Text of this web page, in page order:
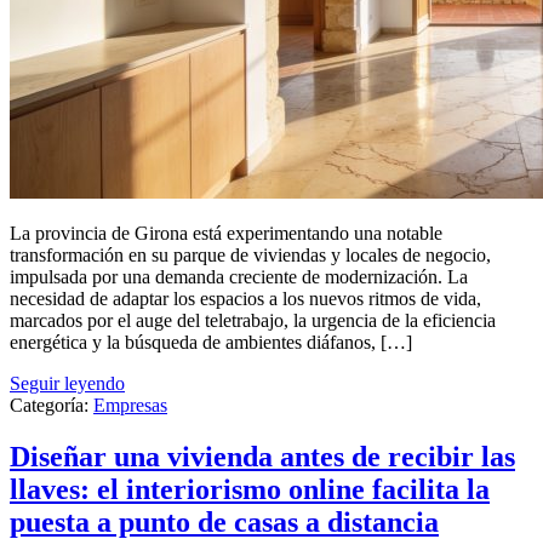
La provincia de Girona está experimentando una notable
transformación en su parque de viviendas y locales de negocio,
impulsada por una demanda creciente de modernización. La
necesidad de adaptar los espacios a los nuevos ritmos de vida,
marcados por el auge del teletrabajo, la urgencia de la eficiencia
energética y la búsqueda de ambientes diáfanos, […]
Seguir leyendo
Categoría: Empresas
Diseñar una vivienda antes de recibir las
llaves: el interiorismo online facilita la
puesta a punto de casas a distancia